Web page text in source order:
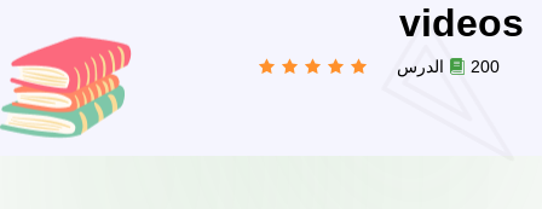
videos
200 الدرس